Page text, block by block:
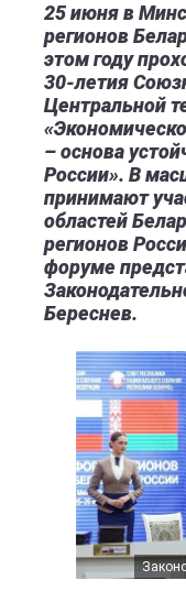
25 июня в
регионов
этом году
30-летия
Центральной
– основа
России». В
принимают
областей
регионов
форуме
Береснев.